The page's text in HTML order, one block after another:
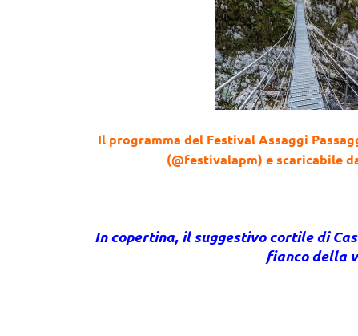
Il programma del Festival Assaggi
(@festivalapm) e scaricabile
In copertina, il suggestivo cortile di
fianco della